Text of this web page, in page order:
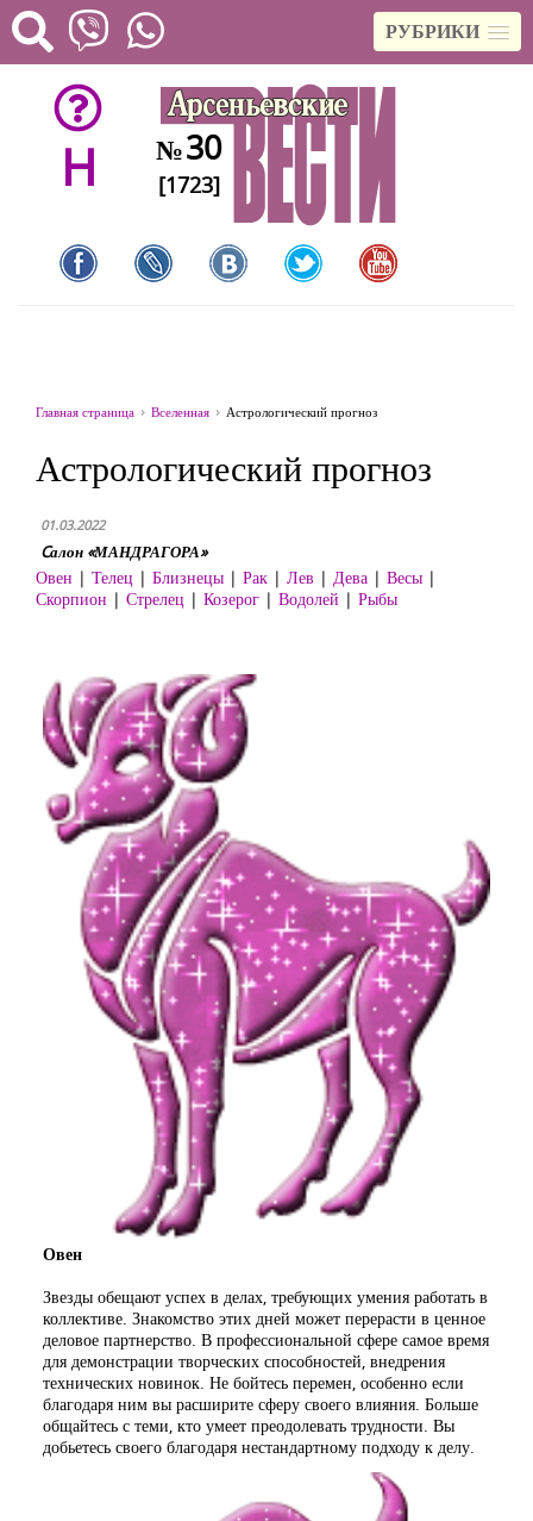
РУБРИКИ
H №30
[1723]
Главная страница Вселенная Астрологический прогноз
Астрологический прогноз
01.03.2022
Cалон «МАНДРАГОРА»
Овен | Телец | Близнецы | Рак | Лев | Дева | Весы |
Скорпион | Стрелец | Козерог | Водолей | Рыбы
Овен
Звезды обещают успех в делах, требующих умения работать в
коллективе. Знакомство этих дней может перерасти в ценное
деловое партнерство. В профессиональной сфере самое время
для демонстрации творческих способностей, внедрения
технических новинок. Не бойтесь перемен, особенно если
благодаря ним вы расширите сферу своего влияния. Больше
общайтесь с теми, кто умеет преодолевать трудности. Вы
добьетесь своего благодаря нестандартному подходу к делу.